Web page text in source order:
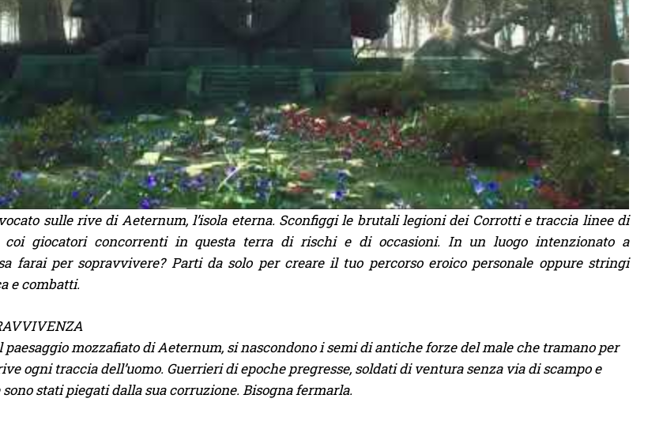
sulle rive di Aeternum, l’isola eterna. Sconfiggi le brutali legioni dei Corrotti e traccia linee di
coi giocatori concorrenti in questa terra di rischi e di occasioni. In un luogo intenzionato a
farai per sopravvivere? Parti da solo per creare il tuo percorso eroico personale oppure stringi
e combatti.
paesaggio mozzafiato di Aeternum, si nascondono i semi di antiche forze del male che tramano per
ogni traccia dell’uomo. Guerrieri di epoche pregresse, soldati di ventura senza via di scampo e
stati piegati dalla sua corruzione. Bisogna fermarla.